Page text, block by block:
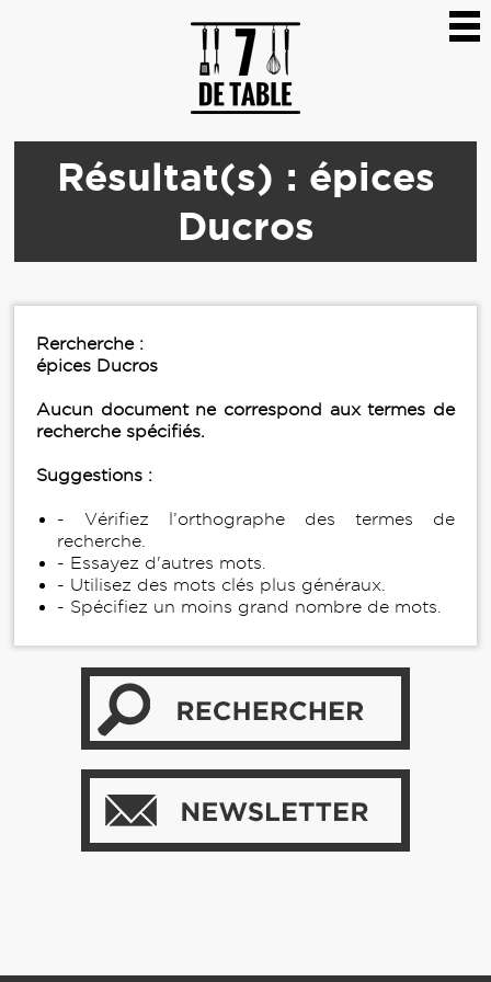
Résultat(s) : épices
Ducros
Rercherche :
épices Ducros
Aucun document ne correspond aux termes de
recherche spécifiés.
Suggestions :
- Vérifiez l’orthographe des termes de
recherche.
- Essayez d'autres mots.
- Utilisez des mots clés plus généraux.
- Spécifiez un moins grand nombre de mots.